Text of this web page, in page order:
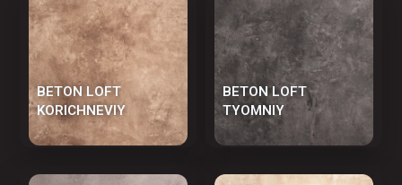
BETON LOFT
KORICHNEVIY
BETON LOFT
TYOMNIY